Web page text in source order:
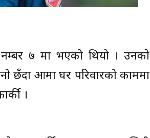
नम्बर ७ मा भएको थियो । उनकाे
छँदा आमा घर परिवारको काममा
।